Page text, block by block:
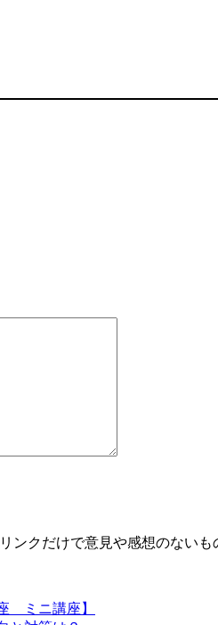
クだけで意見や感想のないも
ミニ講座】